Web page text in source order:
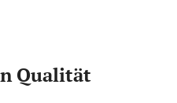
Qualität